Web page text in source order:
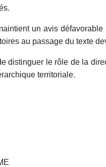
un avis
au passage du texte
distinguer le rôle de la
territoriale.